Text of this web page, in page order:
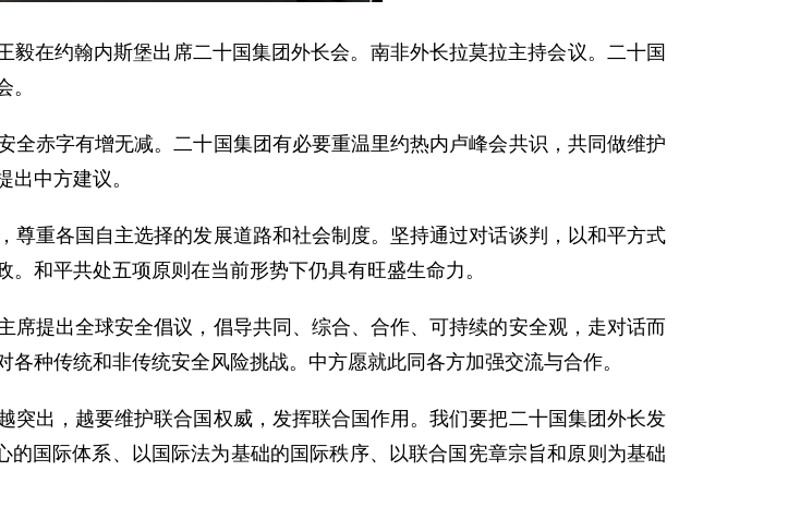
在约翰内斯堡出席二十国集团外长会。南非外长拉莫拉主持会议。二十国
赤字有增无减。二十国集团有必要重温里约热内卢峰会共识，共同做维护
中方建议。
重各国自主选择的发展道路和社会制度。坚持通过对话谈判，以和平方式
和平共处五项原则在当前形势下仍具有旺盛生命力。
提出全球安全倡议，倡导共同、综合、合作、可持续的安全观，走对话而
种传统和非传统安全风险挑战。中方愿就此同各方加强交流与合作。
出，越要维护联合国权威，发挥联合国作用。我们要把二十国集团外长发
国际体系、以国际法为基础的国际秩序、以联合国宪章宗旨和原则为基础